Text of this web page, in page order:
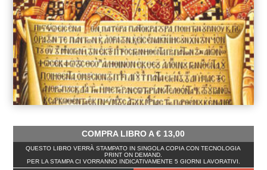
COMPRA LIBRO A€ 13,00
QUESTO LIBRO VERRÀ STAMPATO IN SINGOLA COPIA CON TECNOLOGIA
PRINT ON DEMAND.
PER LA STAMPA CI VORRANNO INDICATIVAMENTE 5 GIORNI LAVORATIVI.